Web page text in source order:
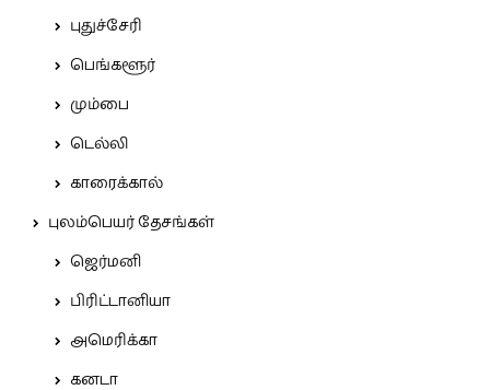
புதுச்சேரி
பெங்களூர்
மும்பை
டெல்லி
காரைக்கால்
புலம்பெயர் தேசங்கள்
ஜெர்மனி
பிரிட்டானியா
அமெரிக்கா
கனடா